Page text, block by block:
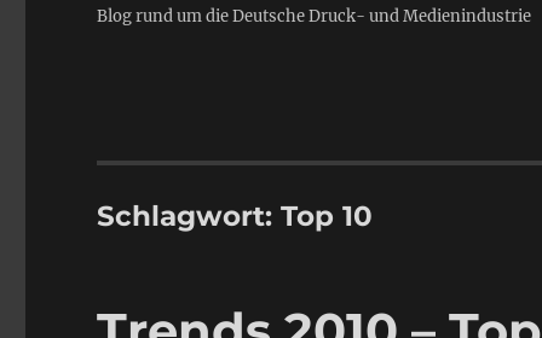
Blog rund um die Deutsche Druck- und Medienindustrie
Schlagwort:Top 10